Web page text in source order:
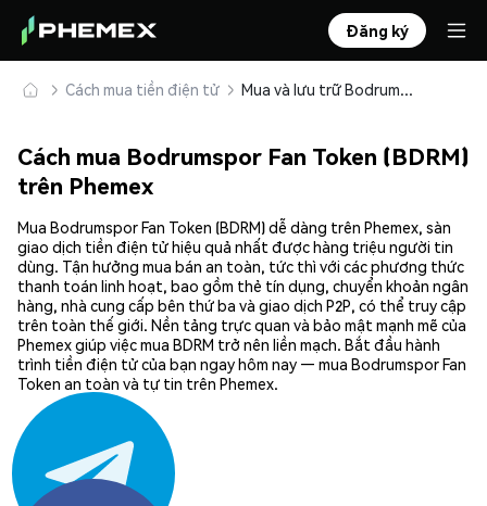
Đăng ký
Cách mua tiền điện tử Mua và lưu trữ Bodrumspor Fan Token (BDRM) an toàn
Cách mua Bodrumspor Fan Token (BDRM)
trên Phemex
Mua Bodrumspor Fan Token (BDRM) dễ dàng trên Phemex, sàn
giao dịch tiền điện tử hiệu quả nhất được hàng triệu người tin
dùng. Tận hưởng mua bán an toàn, tức thì với các phương thức
thanh toán linh hoạt, bao gồm thẻ tín dụng, chuyển khoản ngân
hàng, nhà cung cấp bên thứ ba và giao dịch P2P, có thể truy cập
trên toàn thế giới. Nền tảng trực quan và bảo mật mạnh mẽ của
Phemex giúp việc mua BDRM trở nên liền mạch. Bắt đầu hành
trình tiền điện tử của bạn ngay hôm nay — mua Bodrumspor Fan
Token an toàn và tự tin trên Phemex.